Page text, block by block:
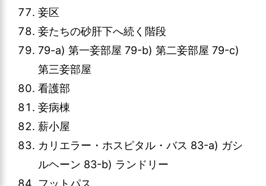
妾区
妾たちの砂肝下へ続く階段
79-a) 第一妾部屋 79-b) 第二妾部屋 79-c)
第三妾部屋
看護部
妾病棟
薪小屋
カリエラー・ホスピタル・バス 83-a) ガシ
ルヘーン 83-b) ランドリー
フットパス